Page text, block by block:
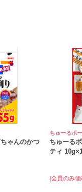
ゃんのかつ
ちゅーるボ
ちゅーる
ティ
[会員のみ